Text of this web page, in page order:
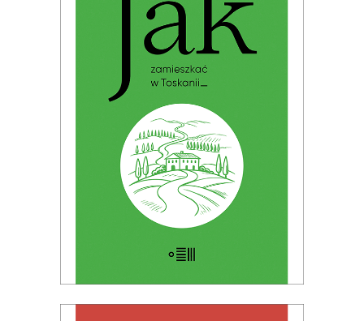
JAK ZAMIESZKAĆ W TOSKANII
(ebook)
PREMIERA 05.06.2026
25.00zł
E-BOOK DO KOSZYKA